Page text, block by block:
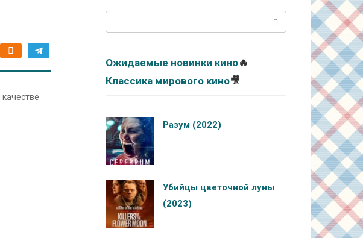
Ожидаемые новинки кино🔥
Классика мирового кино🎥
Разум (2022)
Убийцы цветочной луны
(2023)